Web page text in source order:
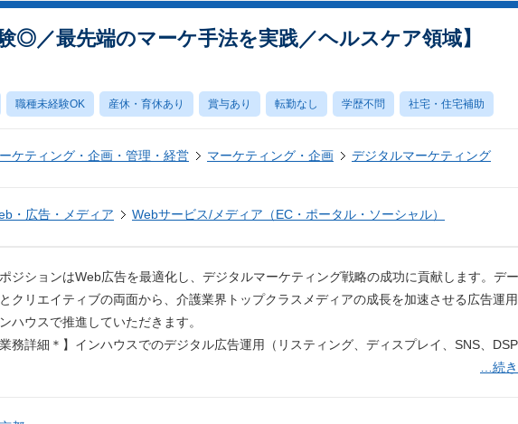
◎／最先端のマーケ手法を実践／ヘルスケア領域】
職種未経験OK 産休・育休あり 賞与あり 転勤なし 学歴不問 社宅・住宅補助
ケティング・企画・管理・経営 マーケティング・企画 デジタルマーケティング
・広告・メディア Webサービス/メディア（EC・ポータル・ソーシャル）
ジションはWeb広告を最適化し、デジタルマーケティング戦略の成功に貢献します。デ
クリエイティブの両面から、介護業界トップクラスメディアの成長を加速させる広告運
ハウスで推進していただきます。
業務詳細＊】インハウスでのデジタル広告運用（リスティング、ディスプレイ、SNS、DSP
…続